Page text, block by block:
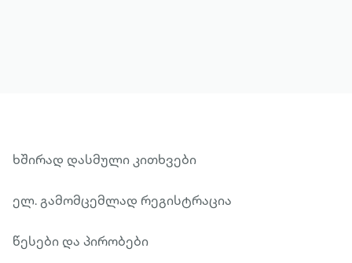
ხშირად დასმული კითხვები
ელ. გამომცემლად რეგისტრაცია
წესები და პირობები